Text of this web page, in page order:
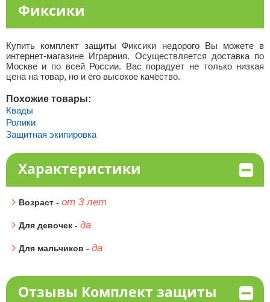
Фиксики
Купить комплект защиты Фиксики недорого Вы можете в
интернет-магазине Играрния. Осуществляется доставка по
Москве и по всей России. Вас порадует не только низкая
цена на товар, но и его высокое качество.
Похожие товары:
Квады
Ролики
Защитная экипировка
Характеристики
Возраст - от 3 лет
Для девочек - да
Для мальчиков - да
Отзывы Комплект защиты